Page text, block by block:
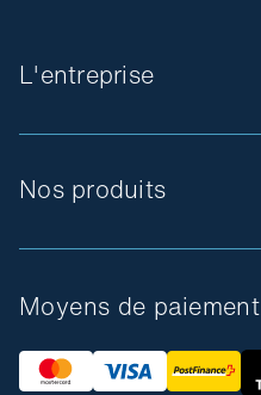
L'entreprise
Nos produits
Moyens de paiement